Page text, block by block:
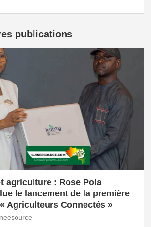
publications
agriculture : Rose Pola
le lancement de la première
Agriculteurs Connectés »